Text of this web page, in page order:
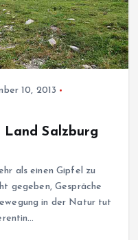
10, 2013
Land Salzburg
als einen Gipfel zu
gegeben, Gespräche
in der Natur tut